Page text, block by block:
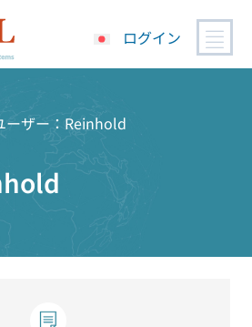
ログイン
ーザー：Reinhold